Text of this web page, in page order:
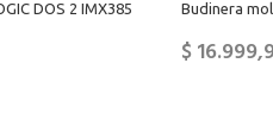
DOS 2 IMX385 Budinera
$